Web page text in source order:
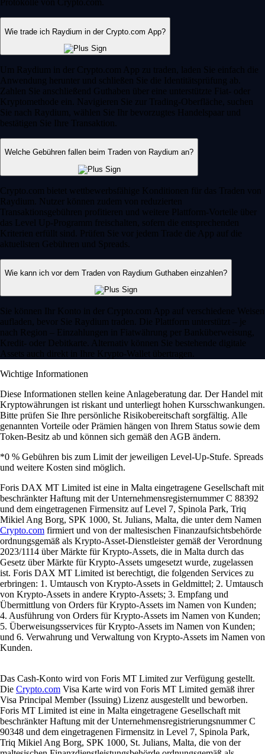
Protokolle von Crypto.com.
Wie trade ich Raydium in der Crypto.com App?
Um Raydium in der Crypto.com App zu traden, laden Sie einfach die
Anwendung herunter und schließen Sie die Identitätsprüfung ab.
Zahlen Sie anschließend Guthaben über eine unterstützte Fiat- oder
Kryptomethode ein. Navigieren Sie zur Trading-Oberfläche, suchen
Sie nach Raydium, wählen Sie Ihr bevorzugtes Handelspaar und
bestätigen Sie Ihre Transaktion.
Welche Gebühren fallen beim Traden von Raydium an?
Crypto.com bietet wettbewerbsfähige Konditionen für das Traden von
Raydium. Nutzer können zudem von reduzierten
Transaktionsgebühren profitieren und weitere Plattform-Vorteile über
das Level Up-Programm freischalten, sofern die entsprechenden
Kriterien erfüllt sind. Prüfen Sie vor jedem Trade die App auf die
aktuellsten Gebühren und Spreads.
Wie kann ich vor dem Traden von Raydium Guthaben einzahlen?
Sie können Ihr Konto in der Crypto.com App auf verschiedene Weisen
aufladen, bevor Sie Raydium traden. Die Plattform unterstützt – je
nach Region – Einzahlungen in Fiatwährung per Banküberweisung,
Kredit- oder Debitkarte. Alternativ können Sie bestehende digitale
Assets auch direkt in Ihre Krypto-Wallet übertragen.
Wichtige Informationen
Diese Informationen stellen keine Anlageberatung dar. Der Handel mit
Kryptowährungen ist riskant und unterliegt hohen Kursschwankungen.
Bitte prüfen Sie Ihre persönliche Risikobereitschaft sorgfältig. Alle
genannten Vorteile oder Prämien hängen von Ihrem Status sowie dem
Token-Besitz ab und können sich gemäß den AGB ändern.
*0 % Gebühren bis zum Limit der jeweiligen Level-Up-Stufe. Spreads
und weitere Kosten sind möglich.
Foris DAX MT Limited ist eine in Malta eingetragene Gesellschaft mit
beschränkter Haftung mit der Unternehmensregisternummer C 88392
und dem eingetragenen Firmensitz auf Level 7, Spinola Park, Triq
Mikiel Ang Borg, SPK 1000, St. Julians, Malta, die unter dem Namen
Crypto.com firmiert und von der maltesischen Finanzaufsichtsbehörde
ordnungsgemäß als Krypto-Asset-Dienstleister gemäß der Verordnung
2023/1114 über Märkte für Krypto-Assets, die in Malta durch das
Gesetz über Märkte für Krypto-Assets umgesetzt wurde, zugelassen
ist. Foris DAX MT Limited ist berechtigt, die folgenden Services zu
erbringen: 1. Umtausch von Krypto-Assets in Geldmittel; 2. Umtausch
von Krypto-Assets in andere Krypto-Assets; 3. Empfang und
Übermittlung von Orders für Krypto-Assets im Namen von Kunden;
4. Ausführung von Orders für Krypto-Assets im Namen von Kunden;
5. Überweisungsservices für Krypto-Assets im Namen von Kunden;
und 6. Verwahrung und Verwaltung von Krypto-Assets im Namen von
Kunden.
Das Cash-Konto wird von Foris MT Limited zur Verfügung gestellt.
Die Crypto.com Visa Karte wird von Foris MT Limited gemäß ihrer
Visa Principal Member (Issuing) Lizenz ausgestellt und beworben.
Foris MT Limited ist eine in Malta eingetragene Gesellschaft mit
beschränkter Haftung mit der Unternehmensregistrierungsnummer C
90348 und dem eingetragenen Firmensitz in Level 7, Spinola Park,
Triq Mikiel Ang Borg, SPK 1000, St. Julians, Malta, die von der